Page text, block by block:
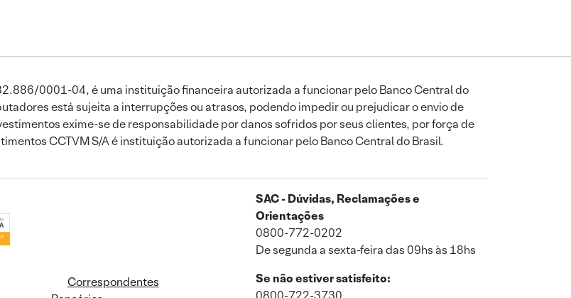
0001-04, é uma instituição financeira autorizada a funcionar pelo Banco Central do
está sujeita a interrupções ou atrasos, podendo impedir ou prejudicar o envio de
exime-se de responsabilidade por danos sofridos por seus clientes, por força de
CCTVM S/A é instituição autorizada a funcionar pelo Banco Central do Brasil.
Correspondentes
SAC - Dúvidas, Reclamações e
Orientações
0800-772-0202
De segunda a sexta-feira das 09hs às 18hs
Se não estiver satisfeito: